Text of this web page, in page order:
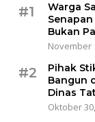
#1
Warga
Bukan
November
#2
Pihak
Bangun
Dinas
Oktober